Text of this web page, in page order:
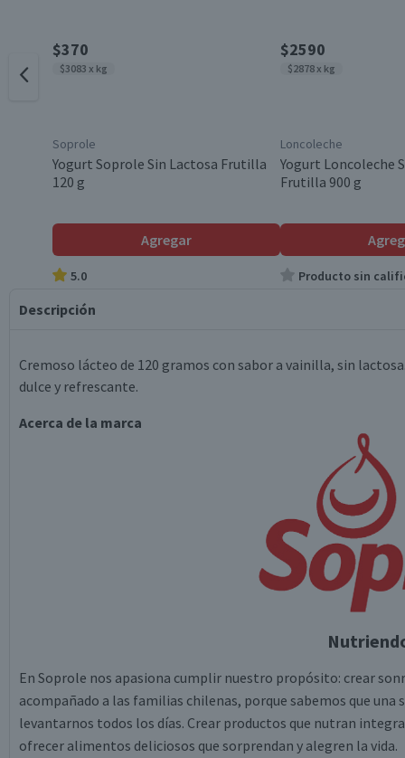
$370
$3083 x kg
Soprole
Yogurt Soprole Sin Lactosa Frutilla
120 g
Agregar
5.0
$2590
$2878 x kg
Loncoleche
Yogurt Loncoleche
Frutilla 900 g
Producto sin
Descripción
Cremoso lácteo de 120 gramos con sabor a vainilla, sin
dulce y refrescante.
Acerca de la marca
En Soprole nos apasiona cumplir nuestro propósito: crear
acompañado a las familias chilenas, porque sabemos que
levantarnos todos los días. Crear productos que nutran
ofrecer alimentos deliciosos que sorprendan y alegren la vida.